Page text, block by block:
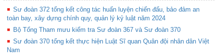
Sư đoàn 372 tổng kết công tác huấn luyện chiến đấu, bảo đảm an
toàn bay, xây dựng chính quy, quản lý kỷ luật năm 2024
Bộ Tổng Tham mưu kiểm tra Sư đoàn 367 và Sư đoàn 370
Sư đoàn 370 tổng kết thực hiện Luật Sĩ quan Quân đội nhân dân Việt
Nam